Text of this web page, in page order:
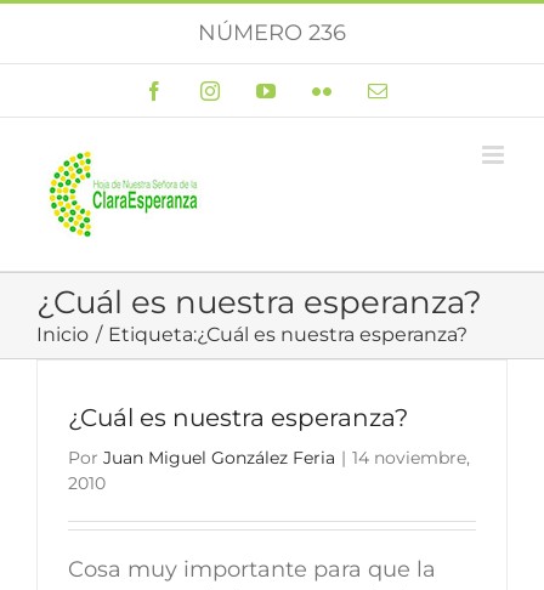
NÚMERO 236
FacebookInstagramYouTubeFlickr Correo
¿Cuál es nuestra esperanza?
Inicio Etiqueta:¿Cuál es nuestra esperanza?
¿Cuál es nuestra esperanza?
Por Juan Miguel González Feria | 14 noviembre,
2010
Cosa muy importante para que la